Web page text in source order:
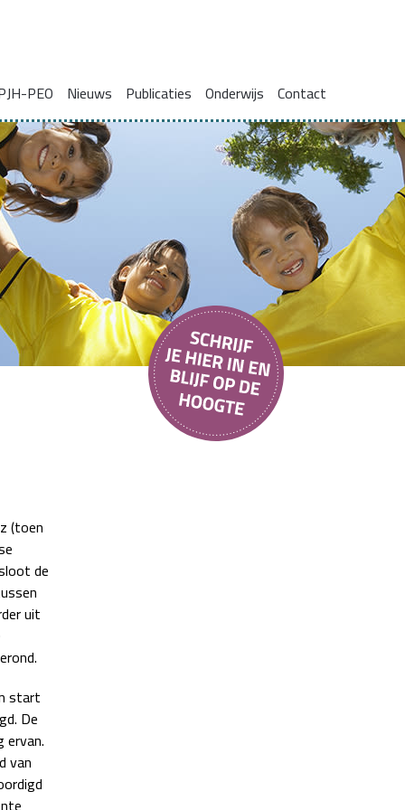
PEO Nieuws Publicaties
Onderzoeksrapporten
Blogs
Onderwijs
voor gezinnen met complexe problemen
Contact
(toen
de
uit
start
De
van